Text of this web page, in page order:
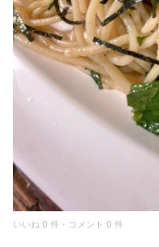
いいね 0 件・コメント 0 件